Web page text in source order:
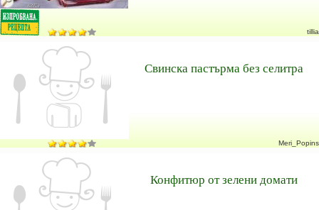
tillia
Свинска пастърма без селитра
Meri_Popins
Конфитюр от зелени домати